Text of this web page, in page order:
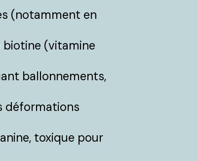
(notamment en
(vitamine
ballonnements,
déformations
toxique pour